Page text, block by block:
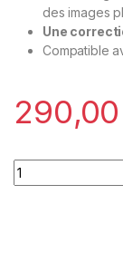
des images
Une
Compatible
Logitech HD